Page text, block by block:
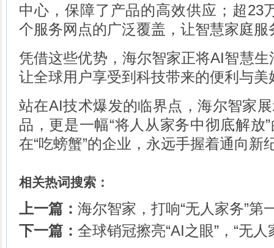
中心，保障了产品的高效供应；超23
个服务网点的广泛覆盖，让智慧家庭服
凭借这些优势，海尔智家正将AI智慧生
让全球用户享受到科技带来的便利与美
站在AI技术爆发的临界点，海尔智家
品，更是一幅“将人从家务中彻底解放
在“吃螃蟹”的企业，永远手握着通向新
相关热词搜索：
上一篇： 海尔智家，打响“无人家务”第
下一篇： 全球销冠擦亮“AI之眼”，“无人